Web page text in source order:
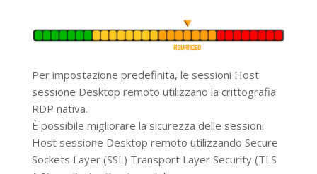
Per impostazione predefinita, le sessioni Host
sessione Desktop remoto utilizzano la crittografia
RDP nativa.
È possibile migliorare la sicurezza delle sessioni
Host sessione Desktop remoto utilizzando Secure
Sockets Layer (SSL) Transport Layer Security (TLS